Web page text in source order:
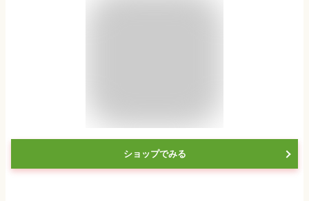
ショップでみる